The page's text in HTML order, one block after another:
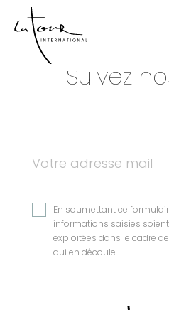
Suivez
En soumettant ce
informations saisies
exploitées dans le cadre
qui en découle.